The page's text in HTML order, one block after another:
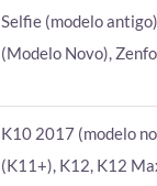
Selfie (modelo
(Modelo Novo),
K10 2017 (modelo
(K11+), K12, K12